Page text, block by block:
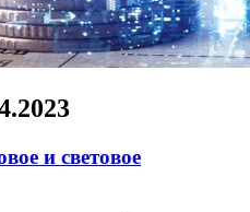
и световое